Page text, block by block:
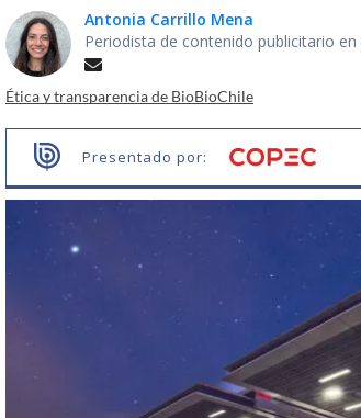
Antonia Carrillo Mena
Periodista de contenido publicitario en
Ética y transparencia de BioBioChile
Presentado por: